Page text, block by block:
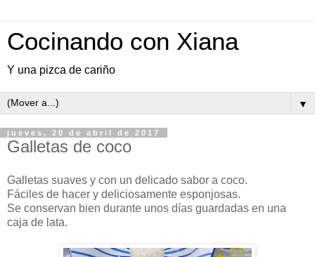
Cocinando con Xiana
Y una pizca de cariño
▼
jueves, 20 de abril de 2017
Galletas de coco
Galletas suaves y con un delicado sabor a coco.
Fáciles de hacer y deliciosamente esponjosas.
Se conservan bien durante unos días guardadas en una
caja de lata.